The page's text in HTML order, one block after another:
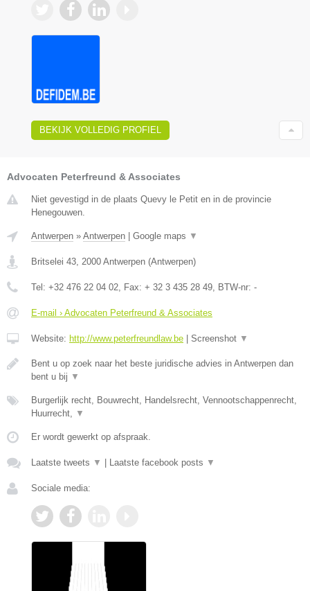
BEKIJK VOLLEDIG PROFIEL
Advocaten Peterfreund & Associates
Niet gevestigd in de plaats Quevy le Petit en in de provincie
Henegouwen.
Antwerpen » Antwerpen Google maps ▼
Britselei 43 2000 Antwerpen (Antwerpen)
Tel: +32 476 22 04 02 , Fax: + 32 3 435 28 49 , BTW-nr: -
E-mail › Advocaten Peterfreund & Associates
Website: http://www.peterfreundlaw.be Screenshot ▼
Bent u op zoek naar het beste juridische advies in Antwerpen dan
bent u bij ▼
Burgerlijk recht, Bouwrecht, Handelsrecht, Vennootschappenrecht,
Huurrecht,
▼
Er wordt gewerkt op afspraak.
Laatste tweets ▼ Laatste facebook posts ▼
Sociale media: